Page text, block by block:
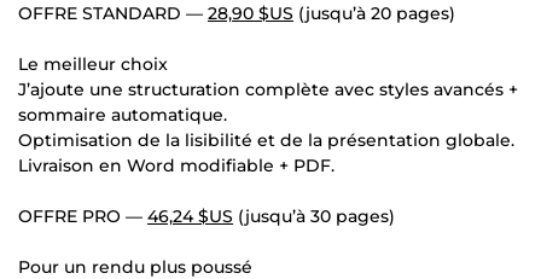
OFFRE STANDARD — 28,90 $US (jusqu’à 20 pages)
Le meilleur choix
J’ajoute une structuration complète avec styles avancés +
sommaire automatique.
Optimisation de la lisibilité et de la présentation globale.
Livraison en Word modifiable + PDF.
OFFRE PRO — 46,24 $US (jusqu’à 30 pages)
Pour un rendu plus poussé